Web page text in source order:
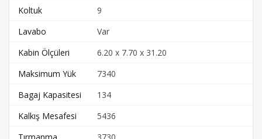
Koltuk
9
Lavabo
Var
Kabin Ölçüleri
6.20 x 7.70 x 31.20
Maksimum Yük
7340
Bagaj Kapasitesi
134
Kalkış Mesafesi
5436